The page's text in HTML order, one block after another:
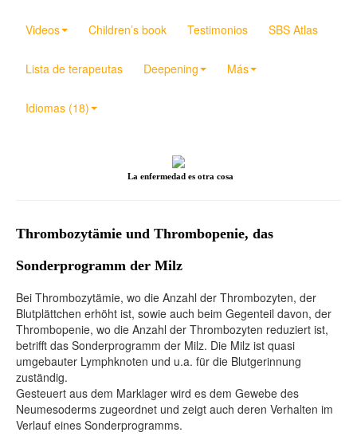
Videos Children’s book Testimonios SBS Atlas
Lista de terapeutas Deepening Más
Idiomas (18)
La enfermedad es otra cosa
Thrombozytämie und Thrombopenie, das
Sonderprogramm der Milz
Bei Thrombozytämie, wo die Anzahl der Thrombozyten, der
Blutplättchen erhöht ist, sowie auch beim Gegenteil davon, der
Thrombopenie, wo die Anzahl der Thrombozyten reduziert ist,
betrifft das Sonderprogramm der Milz. Die Milz ist quasi
umgebauter Lymphknoten und u.a. für die Blutgerinnung
zuständig.
Gesteuert aus dem Marklager wird es dem Gewebe des
Neumesoderms zugeordnet und zeigt auch deren Verhalten im
Verlauf eines Sonderprogramms.